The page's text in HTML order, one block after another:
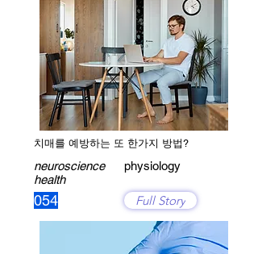
치매를 예방하는 또 한가지 방법?
neuroscience
health
054
physiology
Full Story